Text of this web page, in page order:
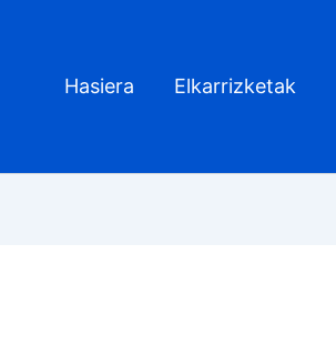
Hasiera Elkarrizketak